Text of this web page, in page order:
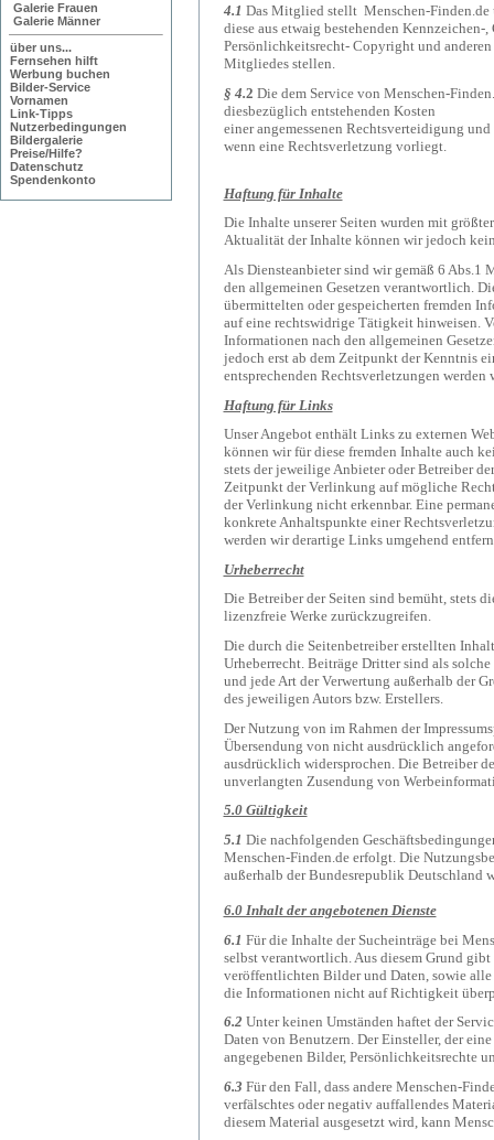
Galerie Frauen
Galerie Männer
über uns...
Fernsehen hilft
Werbung buchen
Bilder-Service
Vornamen
Link-Tipps
Nutzerbedingungen
Bildergalerie
Preise/Hilfe?
Datenschutz
Spendenkonto
4.1 Das Mitglied stellt Menschen-Finden.de
diese aus etwaig bestehenden Kennzeichen-
Persönlichkeitsrecht- Copyright und
Mitgliedes stellen.
§ 4.2 Die dem Service von Menschen-
diesbezüglich entstehenden Kosten
einer angemessenen Rechtsverteidigung
wenn eine Rechtsverletzung vorliegt.
Haftung für Inhalte
Die Inhalte unserer Seiten wurden mit
Aktualität der Inhalte können wir jedoch
Als Diensteanbieter sind wir gemäß 6 Abs.1
den allgemeinen Gesetzen verantwortlich.
übermittelten oder gespeicherten fremden
auf eine rechtswidrige Tätigkeit hinweisen.
Informationen nach den allgemeinen
jedoch erst ab dem Zeitpunkt der Kenntnis
entsprechenden Rechtsverletzungen
Haftung für Links
Unser Angebot enthält Links zu externen
können wir für diese fremden Inhalte auch
stets der jeweilige Anbieter oder Betreiber
Zeitpunkt der Verlinkung auf mögliche
der Verlinkung nicht erkennbar. Eine
konkrete Anhaltspunkte einer
werden wir derartige Links umgehend
Urheberrecht
Die Betreiber der Seiten sind bemüht, stets
lizenzfreie Werke zurückzugreifen.
Die durch die Seitenbetreiber erstellten
Urheberrecht. Beiträge Dritter sind als
und jede Art der Verwertung außerhalb der
des jeweiligen Autors bzw. Erstellers.
Der Nutzung von im Rahmen der
Übersendung von nicht ausdrücklich
ausdrücklich widersprochen. Die Betreiber
unverlangten Zusendung von
5.0 Gültigkeit
5.1 Die nachfolgenden
Menschen-Finden.de erfolgt. Die
außerhalb der Bundesrepublik Deutschland
6.0 Inhalt der angebotenen Dienste
6.1 Für die Inhalte der Sucheinträge bei
selbst verantwortlich. Aus diesem Grund
veröffentlichten Bilder und Daten, sowie alle
die Informationen nicht auf Richtigkeit
6.2 Unter keinen Umständen haftet der
Daten von Benutzern. Der Einsteller, der
angegebenen Bilder, Persönlichkeitsrechte
6.3 Für den Fall, dass andere Menschen-
verfälschtes oder negativ auffallendes
diesem Material ausgesetzt wird, kann